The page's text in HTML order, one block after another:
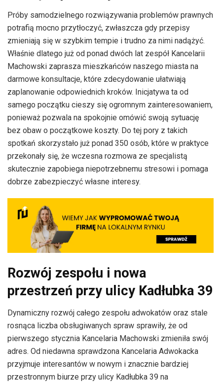
Próby samodzielnego rozwiązywania problemów prawnych
potrafią mocno przytłoczyć, zwłaszcza gdy przepisy
zmieniają się w szybkim tempie i trudno za nimi nadążyć.
Właśnie dlatego już od ponad dwóch lat zespół Kancelarii
Machowski zaprasza mieszkańców naszego miasta na
darmowe konsultacje, które zdecydowanie ułatwiają
zaplanowanie odpowiednich kroków. Inicjatywa ta od
samego początku cieszy się ogromnym zainteresowaniem,
ponieważ pozwala na spokojnie omówić swoją sytuację
bez obaw o początkowe koszty. Do tej pory z takich
spotkań skorzystało już ponad 350 osób, które w praktyce
przekonały się, że wczesna rozmowa ze specjalistą
skutecznie zapobiega niepotrzebnemu stresowi i pomaga
dobrze zabezpieczyć własne interesy.
Rozwój zespołu i nowa
przestrzeń przy ulicy Kadłubka 39
Dynamiczny rozwój całego zespołu adwokatów oraz stale
rosnąca liczba obsługiwanych spraw sprawiły, że od
pierwszego stycznia Kancelaria Machowski zmieniła swój
adres. Od niedawna sprawdzona Kancelaria Adwokacka
przyjmuje interesantów w nowym i znacznie bardziej
przestronnym biurze przy ulicy Kadłubka 39 na